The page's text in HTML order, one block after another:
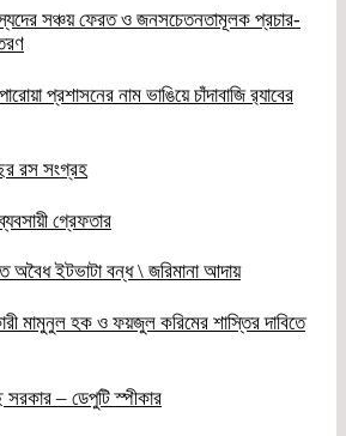
সঞ্চয় ফেরত ও জনসচেতনতামূলক প্রচার-
প্রশাসনের নাম ভাঙিয়ে চাঁদাবাজি র‌্যাবের
রস সংগ্রহ
গ্রেফতার
অবৈধ ইটভাটা বন্ধ \ জরিমানা আদায়
মামুনুল হক ও ফয়জুল করিমের শাস্তির দাবিতে
সরকার – ডেপুটি স্পীকার